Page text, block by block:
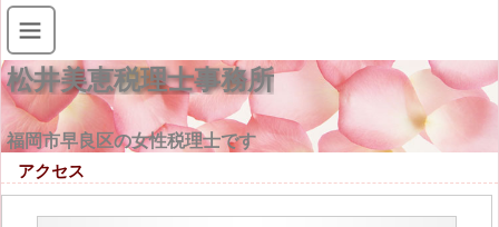
松井美恵税理士事務所
福岡市早良区の女性税理士です
アクセス